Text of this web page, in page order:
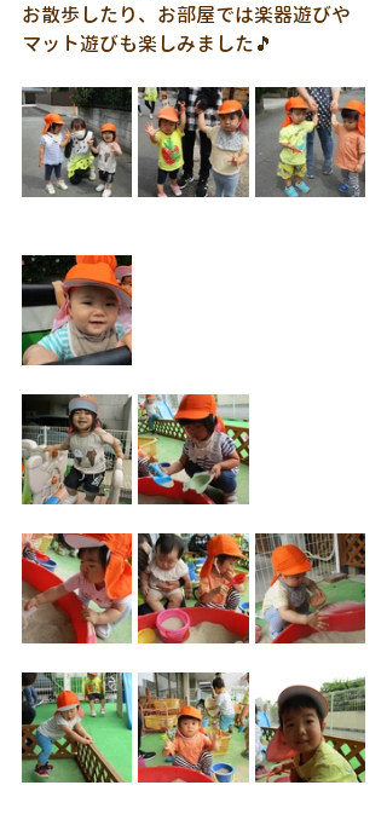
お散歩したり、お部屋では楽器遊びや
マット遊びも楽しみました🎵